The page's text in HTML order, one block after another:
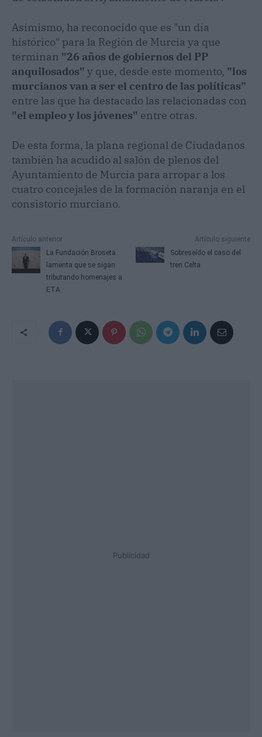
Asimismo, ha reconocido que es "un día
histórico" para la Región de Murcia ya que
terminan "26 años de gobiernos del PP
anquilosados" y que, desde este momento, "los
murcianos van a ser el centro de las políticas"
entre las que ha destacado las relacionadas con
"el empleo y los jóvenes" entre otras.
De esta forma, la plana regional de Ciudadanos
también ha acudido al salón de plenos del
Ayuntamiento de Murcia para arropar a los
cuatro concejales de la formación naranja en el
consistorio murciano.
Artículo anterior
La Fundación Broseta
lamenta que se sigan
tributando homenajes a
ETA
Artículo siguiente
Sobreseído el caso del
tren Celta
Publicidad